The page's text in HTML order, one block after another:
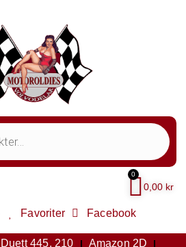
0,00 kr
0
Favoriter Facebook
Duett 445, 210
Amazon 2D